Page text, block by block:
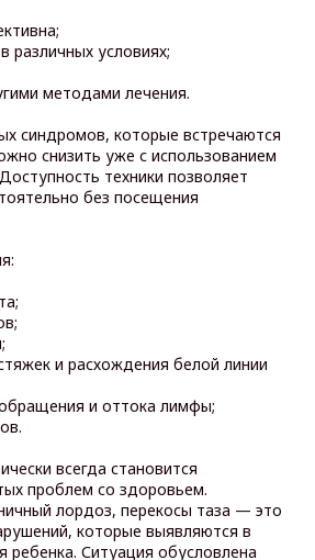
различных условиях;
методами лечения.
синдромов, которые встречаются
снизить уже с использованием
техники позволяет
без посещения
и расхождения белой линии
и оттока лимфы;
всегда становится
проблем со здоровьем.
лордоз, перекосы таза — это
которые выявляются в
ребенка. Ситуация обусловлена